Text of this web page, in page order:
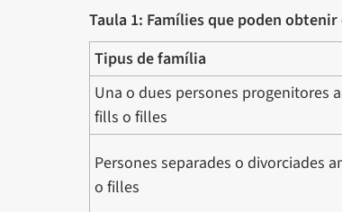
Taula 1: Famílies que poden
Tipus de família
Una o dues persones progenitores
fills o filles
Persones separades o divorciades
o filles